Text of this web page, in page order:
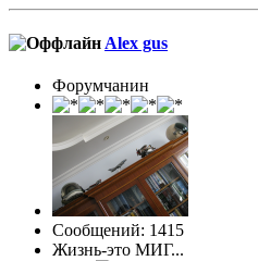
Alex gus
Форумчанин
Сообщений: 1415
Жизнь-это МИГ...